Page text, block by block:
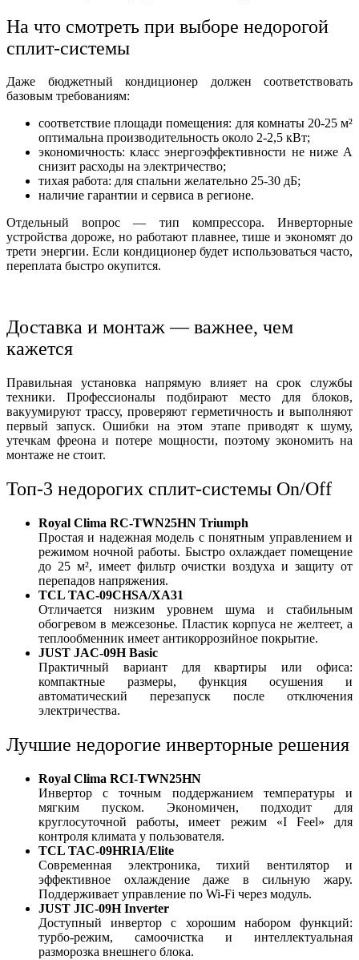
На что смотреть при выборе недорогой
сплит-системы
Даже бюджетный кондиционер должен соответствовать
базовым требованиям:
соответствие площади помещения: для комнаты 20-25 м²
оптимальна производительность около 2-2,5 кВт;
экономичность: класс энергоэффективности не ниже A
снизит расходы на электричество;
тихая работа: для спальни желательно 25-30 дБ;
наличие гарантии и сервиса в регионе.
Отдельный вопрос — тип компрессора. Инверторные
устройства дороже, но работают плавнее, тише и экономят до
трети энергии. Если кондиционер будет использоваться часто,
переплата быстро окупится.
Доставка и монтаж — важнее, чем
кажется
Правильная установка напрямую влияет на срок службы
техники. Профессионалы подбирают место для блоков,
вакуумируют трассу, проверяют герметичность и выполняют
первый запуск. Ошибки на этом этапе приводят к шуму,
утечкам фреона и потере мощности, поэтому экономить на
монтаже не стоит.
Топ-3 недорогих сплит-системы On/Off
Royal Clima RC-TWN25HN Triumph
Простая и надежная модель с понятным управлением и
режимом ночной работы. Быстро охлаждает помещение
до 25 м², имеет фильтр очистки воздуха и защиту от
перепадов напряжения.
TCL TAC-09CHSA/XA31
Отличается низким уровнем шума и стабильным
обогревом в межсезонье. Пластик корпуса не желтеет, а
теплообменник имеет антикоррозийное покрытие.
JUST JAC-09H Basic
Практичный вариант для квартиры или офиса:
компактные размеры, функция осушения и
автоматический перезапуск после отключения
электричества.
Лучшие недорогие инверторные решения
Royal Clima RCI-TWN25HN
Инвертор с точным поддержанием температуры и
мягким пуском. Экономичен, подходит для
круглосуточной работы, имеет режим «I Feel» для
контроля климата у пользователя.
TCL TAC-09HRIA/Elite
Современная электроника, тихий вентилятор и
эффективное охлаждение даже в сильную жару.
Поддерживает управление по Wi-Fi через модуль.
JUST JIC-09H Inverter
Доступный инвертор с хорошим набором функций:
турбо-режим, самоочистка и интеллектуальная
разморозка внешнего блока.